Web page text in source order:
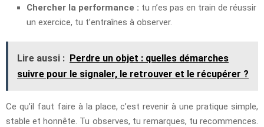
Chercher la performance : tu n’es pas en train de réussir
un exercice, tu t’entraînes à observer.
Lire aussi : Perdre un objet : quelles démarches
suivre pour le signaler, le retrouver et le récupérer ?
Ce qu’il faut faire à la place, c’est revenir à une pratique simple,
stable et honnête. Tu observes, tu remarques, tu recommences.